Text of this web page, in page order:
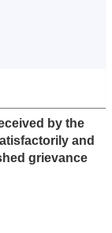
by the
and
grievance